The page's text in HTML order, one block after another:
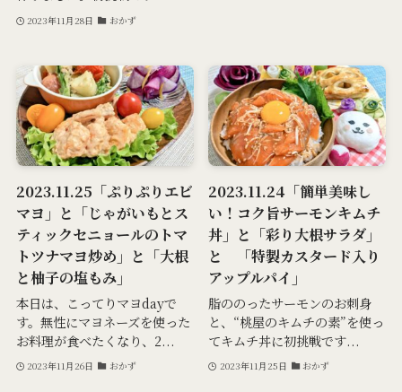
2023年11月28日 おかず
2023.11.25「ぷりぷりエビ
マヨ」と「じゃがいもとス
ティックセニョールのトマ
トツナマヨ炒め」と「大根
と柚子の塩もみ」
本日は、こってりマヨdayで
す。無性にマヨネーズを使った
お料理が食べたくなり、2...
2023年11月26日 おかず
2023.11.24「簡単美味し
い！コク旨サーモンキムチ
丼」と「彩り大根サラダ」
と 「特製カスタード入り
アップルパイ」
脂ののったサーモンのお刺身
と、“桃屋のキムチの素”を使っ
てキムチ丼に初挑戦です...
2023年11月25日 おかず